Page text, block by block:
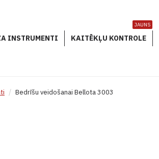
INSTRUMENTI KAITĒKĻU KONTROLE
JAUNS
Bedrīšu veidošanai Bellota 3003